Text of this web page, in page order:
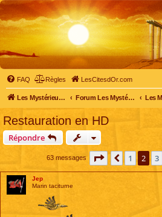
FAQ Règles LesCitesdOr.com
Les Mystérieuses Cités d'Or - LesCitesdOr.com Forum Les Mystérieuses Cités d'Or
Restauration en HD
Répondre
63 messages Page sur7
Précédente
1 2 3
Jep
Marin taciturne